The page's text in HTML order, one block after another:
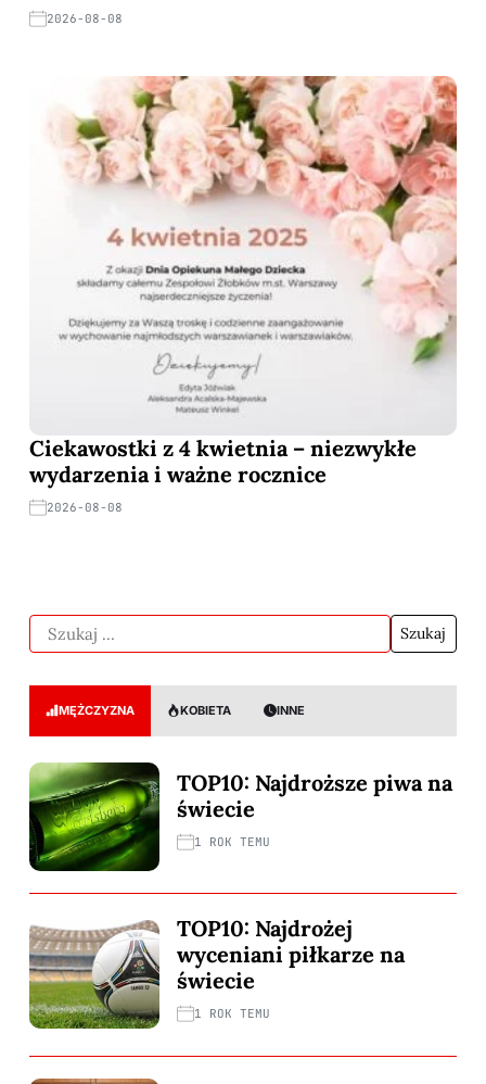
2026-08-08
Ciekawostki z 4 kwietnia – niezwykłe
wydarzenia i ważne rocznice
2026-08-08
MĘŻCZYZNA KOBIETA INNE
TOP10: Najdroższe piwa na
świecie
1 ROK TEMU
TOP10: Najdrożej
wyceniani piłkarze na
świecie
1 ROK TEMU